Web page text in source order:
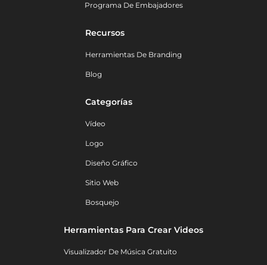
Programa De Embajadores
Recursos
Herramientas De Branding
Blog
Categorías
Vídeo
Logo
Diseño Gráfico
Sitio Web
Bosquejo
Herramientas Para Crear Videos
Visualizador De Música Gratuito